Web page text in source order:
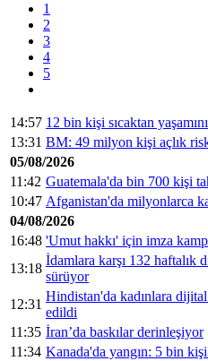
1
2
3
4
5
14:57 12 bin kişi sıcaktan
13:31 BM: 49 milyon kişi açlık
05/08/2026
11:42 Guatemala'da bin 700 kişi
10:47 Afganistan'da milyonlarca
04/08/2026
16:48 'Umut hakkı' için imza
13:18
İdamlara karşı 132 haftalık
sürüyor
12:31
Hindistan'da kadınlara
edildi
11:35 İran’da baskılar derinleşiyor
11:34 Kanada'da yangın: 5 bin